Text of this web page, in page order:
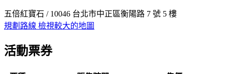
五倍紅寶石 / 10046 台北市中正區衡陽路 7 號 5 樓
規劃路線 檢視較大的地圖
活動票券